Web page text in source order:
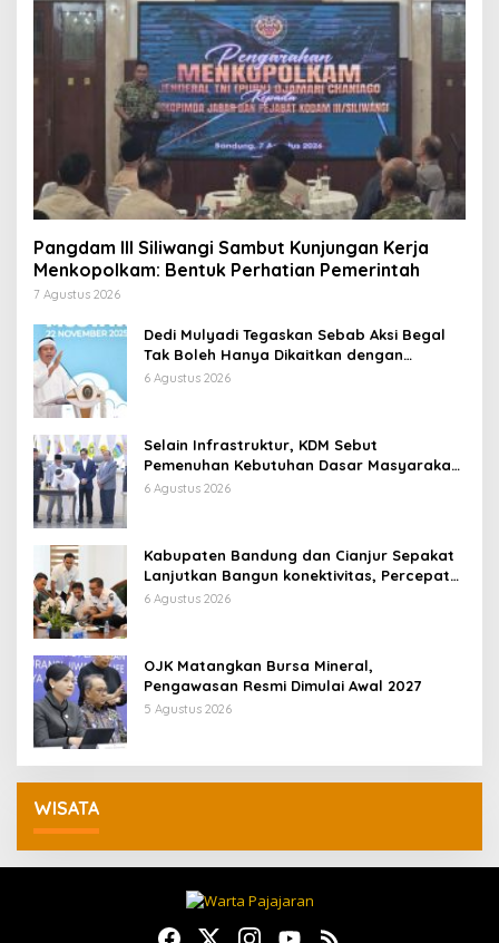
Pangdam III Siliwangi Sambut Kunjungan Kerja
Menkopolkam: Bentuk Perhatian Pemerintah
7 Agustus 2026
Dedi Mulyadi Tegaskan Sebab Aksi Begal
Tak Boleh Hanya Dikaitkan dengan
Ekonomi
6 Agustus 2026
Selain Infrastruktur, KDM Sebut
Pemenuhan Kebutuhan Dasar Masyarakat
Jadi Fokus APBD Jabar 2027
6 Agustus 2026
Kabupaten Bandung dan Cianjur Sepakat
Lanjutkan Bangun konektivitas, Percepat
Pertumbuhan Ekonomi Daerah
6 Agustus 2026
OJK Matangkan Bursa Mineral,
Pengawasan Resmi Dimulai Awal 2027
5 Agustus 2026
WISATA